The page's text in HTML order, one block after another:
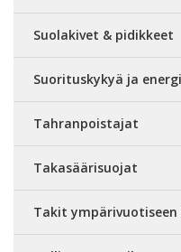
Suolakivet & pidikkeet
Suorituskykyä ja
Tahranpoistajat
Takasäärisuojat
Takit